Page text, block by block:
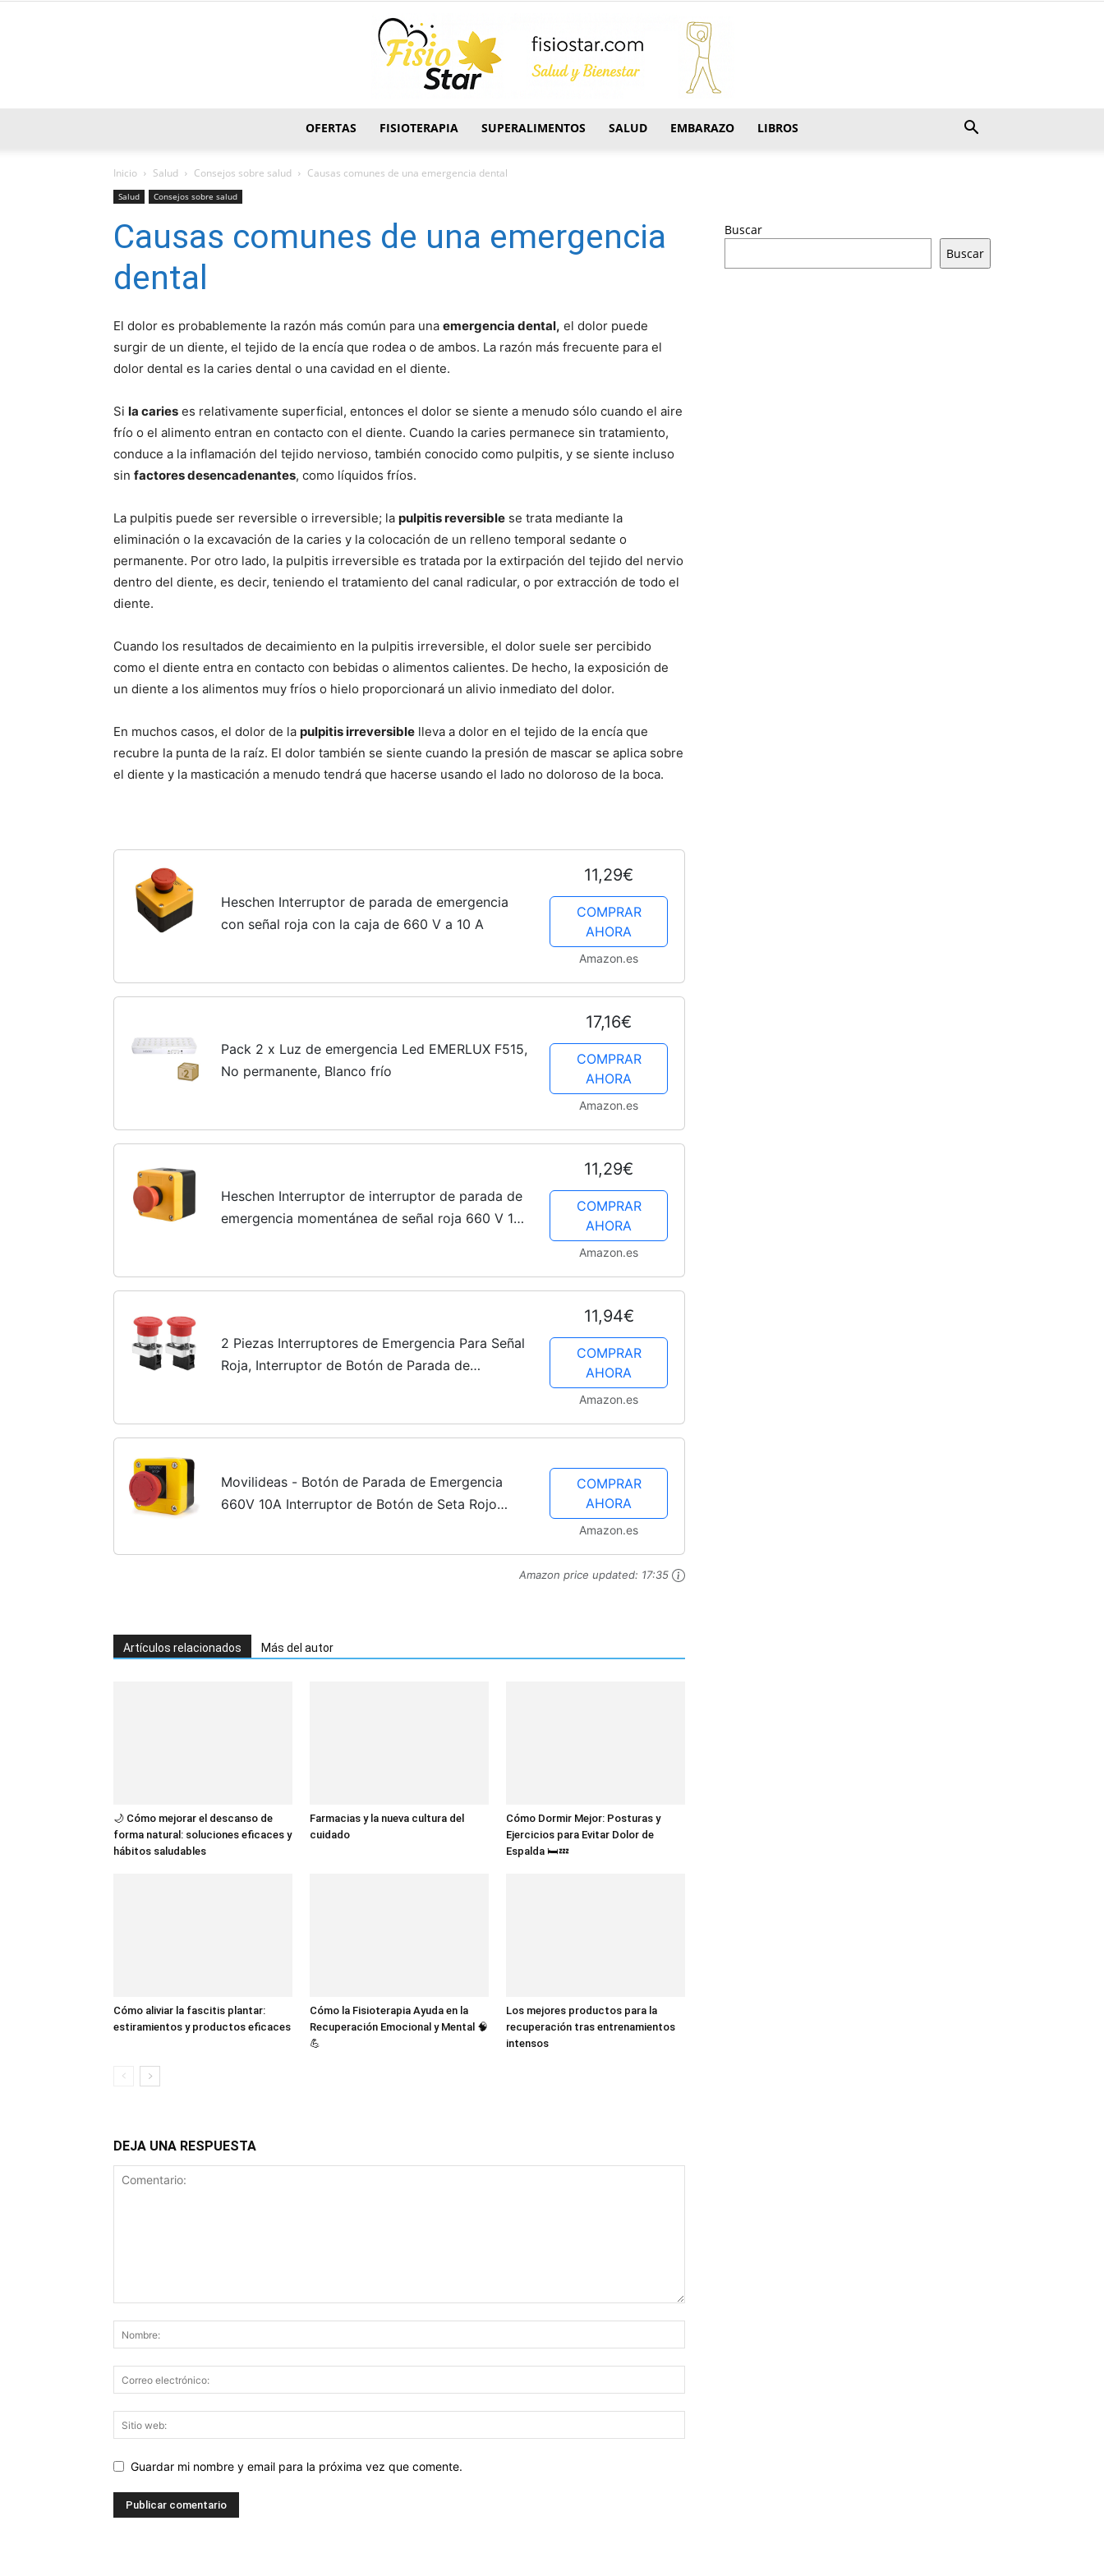
OFERTAS FISIOTERAPIA SUPERALIMENTOS SALUD EMBARAZO LIBROS
Inicio Salud Consejos sobre salud Causas comunes de una emergencia dental
Salud Consejos sobre salud
Causas comunes de una emergencia
dental
El dolor es probablemente la razón más común para una emergencia dental, el dolor puede
surgir de un diente, el tejido de la encía que rodea o de ambos. La razón más frecuente para el
dolor dental es la caries dental o una cavidad en el diente.
Si la caries es relativamente superficial, entonces el dolor se siente a menudo sólo cuando el aire
frío o el alimento entran en contacto con el diente. Cuando la caries permanece sin tratamiento,
conduce a la inflamación del tejido nervioso, también conocido como pulpitis, y se siente incluso
sin factores desencadenantes, como líquidos fríos.
La pulpitis puede ser reversible o irreversible; la pulpitis reversible se trata mediante la
eliminación o la excavación de la caries y la colocación de un relleno temporal sedante o
permanente. Por otro lado, la pulpitis irreversible es tratada por la extirpación del tejido del nervio
dentro del diente, es decir, teniendo el tratamiento del canal radicular, o por extracción de todo el
diente.
Cuando los resultados de decaimiento en la pulpitis irreversible, el dolor suele ser percibido
como el diente entra en contacto con bebidas o alimentos calientes. De hecho, la exposición de
un diente a los alimentos muy fríos o hielo proporcionará un alivio inmediato del dolor.
En muchos casos, el dolor de la pulpitis irreversible lleva a dolor en el tejido de la encía que
recubre la punta de la raíz. El dolor también se siente cuando la presión de mascar se aplica sobre
el diente y la masticación a menudo tendrá que hacerse usando el lado no doloroso de la boca.
Heschen Interruptor de parada de emergencia
con señal roja con la caja de 660 V a 10 A
11,29€
COMPRAR
AHORA
Amazon.es
Pack 2 x Luz de emergencia Led EMERLUX F515,
No permanente, Blanco frío
17,16€
COMPRAR
AHORA
Amazon.es
Heschen Interruptor de interruptor de parada de
emergencia momentánea de señal roja 660 V 10
11,29€
COMPRAR
AHORA
Amazon.es
2 Piezas Interruptores de Emergencia Para Señal
Roja, Interruptor de Botón de Parada de
11,94€
COMPRAR
AHORA
Amazon.es
Movilideas - Botón de Parada de Emergencia
660V 10A Interruptor de Botón de Seta Rojo
COMPRAR
AHORA
Amazon.es
Amazon price updated: 17:35
Artículos relacionados Más del autor
🌙 Cómo mejorar el descanso de
forma natural: soluciones eficaces y
hábitos saludables
Farmacias y la nueva cultura del
cuidado
Cómo Dormir Mejor: Posturas y
Ejercicios para Evitar Dolor de
Espalda 🛏️💤
Cómo aliviar la fascitis plantar:
estiramientos y productos eficaces
Cómo la Fisioterapia Ayuda en la
Recuperación Emocional y Mental 🧠
💪
Los mejores productos para la
recuperación tras entrenamientos
intensos
DEJA UNA RESPUESTA
Guardar mi nombre y email para la próxima vez que comente.
Buscar
Buscar